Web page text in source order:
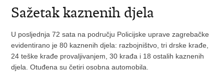
Sažetak kaznenih djela
U posljednja 72 sata na području Policijske uprave zagrebačke
evidentirano je 80 kaznenih djela: razbojništvo, tri drske krađe,
24 teške krađe provaljivanjem, 30 krađa i 18 ostalih kaznenih
djela. Otuđena su četiri osobna automobila.